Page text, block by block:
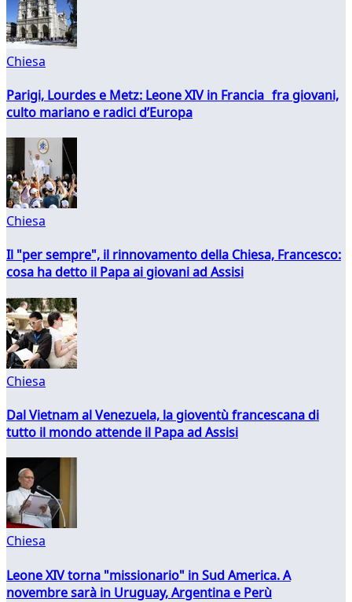
Chiesa
Parigi, Lourdes e Metz: Leone XIV in Francia fra giovani,
culto mariano e radici d’Europa
Chiesa
Il "per sempre", il rinnovamento della Chiesa, Francesco:
cosa ha detto il Papa ai giovani ad Assisi
Chiesa
Dal Vietnam al Venezuela, la gioventù francescana di
tutto il mondo attende il Papa ad Assisi
Chiesa
Leone XIV torna "missionario" in Sud America. A
novembre sarà in Uruguay, Argentina e Perù